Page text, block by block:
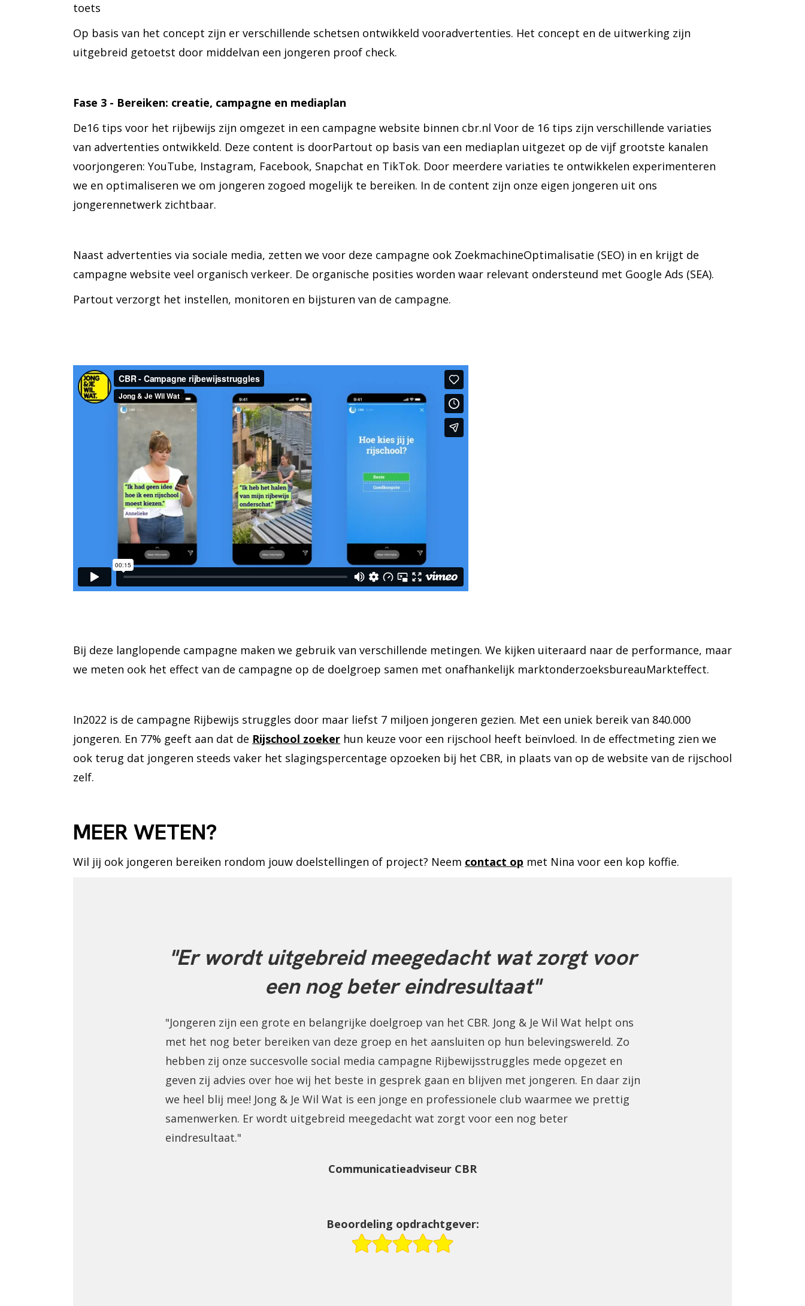
toets
Op basis van het concept zijn er verschillende schetsen ontwikkeld vooradvertenties. Het concept en de uitwerking zijn
uitgebreid getoetst door middelvan een jongeren proof check.
Fase 3 - Bereiken: creatie, campagne en mediaplan
De16 tips voor het rijbewijs zijn omgezet in een campagne website binnen cbr.nl Voor de 16 tips zijn verschillende variaties
van advertenties ontwikkeld. Deze content is doorPartout op basis van een mediaplan uitgezet op de vijf grootste kanalen
voorjongeren: YouTube, Instagram, Facebook, Snapchat en TikTok. Door meerdere variaties te ontwikkelen experimenteren
we en optimaliseren we om jongeren zogoed mogelijk te bereiken. In de content zijn onze eigen jongeren uit ons
jongerennetwerk zichtbaar.
Naast advertenties via sociale media, zetten we voor deze campagne ook ZoekmachineOptimalisatie (SEO) in en krijgt de
campagne website veel organisch verkeer. De organische posities worden waar relevant ondersteund met Google Ads (SEA).
Partout verzorgt het instellen, monitoren en bijsturen van de campagne.
Bij deze langlopende campagne maken we gebruik van verschillende metingen. We kijken uiteraard naar de performance, maar
we meten ook het effect van de campagne op de doelgroep samen met onafhankelijk marktonderzoeksbureauMarkteffect.
In2022 is de campagne Rijbewijs struggles door maar liefst 7 miljoen jongeren gezien. Met een uniek bereik van 840.000
jongeren. En 77% geeft aan dat de Rijschool zoeker hun keuze voor een rijschool heeft beïnvloed. In de effectmeting zien we
ook terug dat jongeren steeds vaker het slagingspercentage opzoeken bij het CBR, in plaats van op de website van de rijschool
zelf.
MEER WETEN?
Wil jij ook jongeren bereiken rondom jouw doelstellingen of project? Neem contact op met Nina voor een kop koffie.
"Er wordt uitgebreid meegedacht wat zorgt voor
een nog beter eindresultaat"
"Jongeren zijn een grote en belangrijke doelgroep van het CBR. Jong & Je Wil Wat helpt ons
met het nog beter bereiken van deze groep en het aansluiten op hun belevingswereld. Zo
hebben zij onze succesvolle social media campagne Rijbewijsstruggles mede opgezet en
geven zij advies over hoe wij het beste in gesprek gaan en blijven met jongeren. En daar zijn
we heel blij mee! Jong & Je Wil Wat is een jonge en professionele club waarmee we prettig
samenwerken. Er wordt uitgebreid meegedacht wat zorgt voor een nog beter
eindresultaat."
Communicatieadviseur CBR
Beoordeling opdrachtgever: